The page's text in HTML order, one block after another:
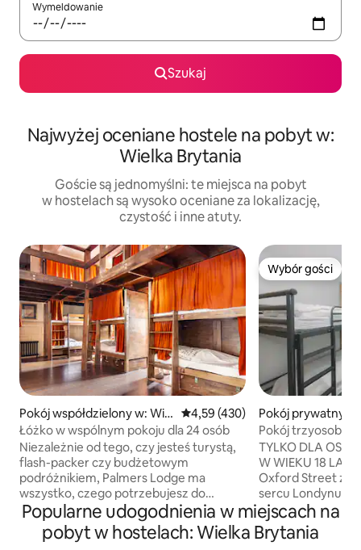
Wymeldowanie
Szukaj
Najwyżej oceniane hostele na pobyt w:
Wielka Brytania
Goście są jednomyślni: te miejsca na pobyt
w hostelach są wysoko oceniane za lokalizację,
czystość i inne atuty.
Pokój współdzielony w: Wiel
ki Londyn
Średnia ocena: 4,59 na 5, liczba
4,59 (430)
Łóżko w wspólnym pokoju dla 24 osób
Niezależnie od tego, czy jesteś turystą,
flash-packer czy budżetowym
podróżnikiem, Palmers Lodge ma
wszystko, czego potrzebujesz do
jednego z najbardziej wyjątkowych
doświadczeń w Londynie! Łącząc wielki
urok naszej historycznej wiktoriańskiej
Wybór gości
Wybór gości
Pokój prywatny
Pokój
TYLKO DLA
W WIEKU 18 LAT
Oxford Street
sercu Londynu,
najbardziej
i rozrywkowej
jadalni i
Popularne udogodnienia w miejscach na
pobyt w hostelach: Wielka Brytania